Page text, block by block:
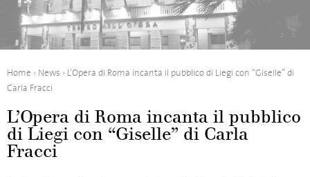
Home › News › L’Opera di Roma incanta il pubblico di Liegi con “Giselle” di
Carla Fracci
L’Opera di Roma incanta il pubblico
di Liegi con “Giselle” di Carla
Fracci